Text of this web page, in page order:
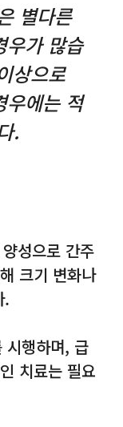
별다른
우가 많습
상으로
우에는 적
.
성으로 간주
크기 변화나
.
시행하며, 급
치료는 필요